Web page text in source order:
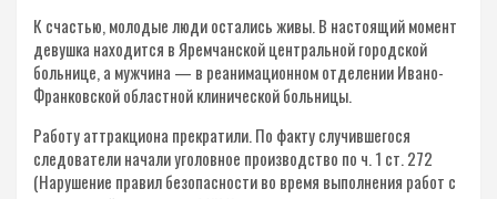
К счастью, молодые люди остались живы. В настоящий момент
девушка находится в Яремчанской центральной городской
больнице, а мужчина — в реанимационном отделении Ивано-
Франковской областной клинической больницы.
Работу аттракциона прекратили. По факту случившегося
следователи начали уголовное производство по ч. 1 ст. 272
(Нарушение правил безопасности во время выполнения работ с